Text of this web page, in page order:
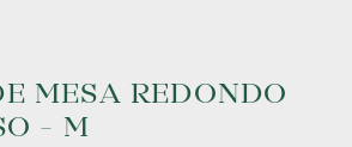
MESA REDONDO
- M